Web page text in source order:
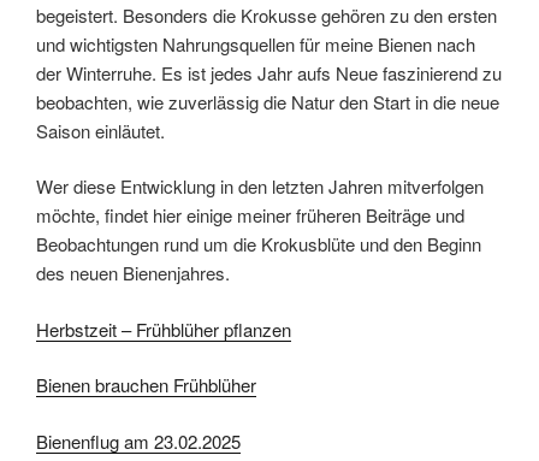
begeistert. Besonders die Krokusse gehören zu den ersten
und wichtigsten Nahrungsquellen für meine Bienen nach
der Winterruhe. Es ist jedes Jahr aufs Neue faszinierend zu
beobachten, wie zuverlässig die Natur den Start in die neue
Saison einläutet.
Wer diese Entwicklung in den letzten Jahren mitverfolgen
möchte, findet hier einige meiner früheren Beiträge und
Beobachtungen rund um die Krokusblüte und den Beginn
des neuen Bienenjahres.
Herbstzeit – Frühblüher pflanzen
Bienen brauchen Frühblüher
Bienenflug am 23.02.2025